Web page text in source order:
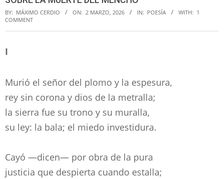
BY: MÁXIMO CERDIO ON: 2 MARZO, 2026 IN: POESÍA WITH: 1
COMMENT
I
Murió el señor del plomo y la espesura,
rey sin corona y dios de la metralla;
la sierra fue su trono y su muralla,
su ley: la bala; el miedo investidura.
Cayó —dicen— por obra de la pura
justicia que despierta cuando estalla;